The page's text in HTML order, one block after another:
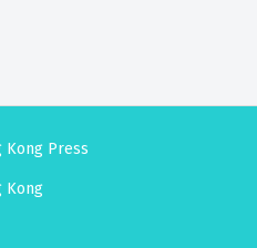
Kong Press
Kong